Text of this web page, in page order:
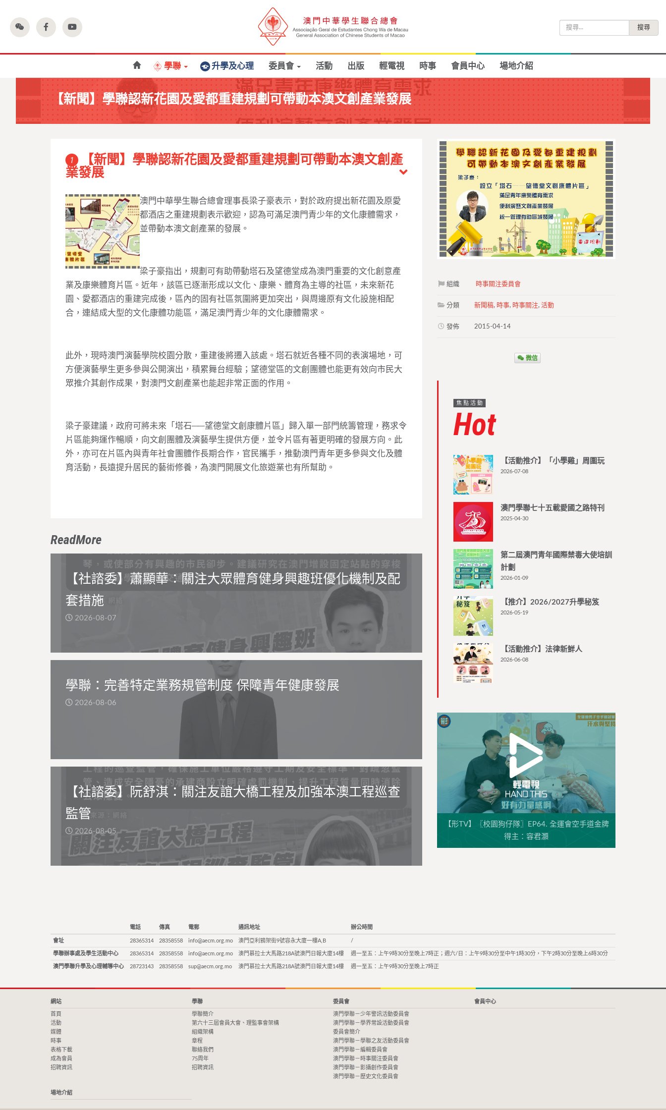
尋
學聯 升學及心理 委員會 活動 出版 輕電視 時事 會員中心 場地介紹
【新聞】學聯認新花園及愛都重建規劃可帶動本澳文創產業發展
1
【新聞】學聯認新花園及愛都重建規劃可帶動本澳文創產
業發展
澳門中華學生聯合總會理事長梁子豪表示，對於政府提出新花園及原愛
都酒店之重建規劃表示歡迎，認為可滿足澳門青少年的文化康體需求，
並帶動本澳文創產業的發展。
梁子豪指出，規劃可有助帶動塔石及望德堂成為澳門重要的文化創意產
業及康樂體育片區。近年，該區已逐漸形成以文化、康樂、體育為主導的社區，未來新花
園、愛都酒店的重建完成後，區內的固有社區氛圍將更加突出，與周邊原有文化設施相配
合，連結成大型的文化康體功能區，滿足澳門青少年的文化康體需求。
此外，現時澳門演藝學院校園分散，重建後將遷入該處。塔石就近各種不同的表演場地，可
方便演藝學生更多參與公開演出，積累舞台經驗；望德堂區的文創團體也能更有效向市民大
眾推介其創作成果，對澳門文創產業也能起非常正面的作用。
梁子豪建議，政府可將未來「塔石──望德堂文創康體片區」歸入單一部門統籌管理，務求令
片區能夠運作暢順，向文創團體及演藝學生提供方便，並令片區有著更明確的發展方向。此
外，亦可在片區內與青年社會團體作長期合作，官民攜手，推動澳門青年更多參與文化及體
育活動，長遠提升居民的藝術修養，為澳門開展文化旅遊業也有所幫助。
ReadMore
【社諮委】蕭顯華：關注大眾體育健身興趣班優化機制及配
套措施
2026-08-07
學聯：完善特定業務規管制度 保障青年健康發展
2026-08-06
【社諮委】阮舒淇：關注友誼大橋工程及加強本澳工程巡查
監管
2026-08-05
組織 時事關注委員會
分類 新聞稿, 時事, 時事關注,活動
發佈 2015-04-14
微信
焦點活動
Hot
【活動推介】「小學雞」周圍玩
2026-07-08
澳門學聯七十五載愛國之路特刊
2025-04-30
第二屆澳門青年國際禁毒大使培訓
計劃
2026-01-09
【推介】2026/2027升學秘笈
2026-05-19
【活動推介】法律新鮮人
2026-06-08
【形TV】〖校園狗仔隊〗EP64. 全運會空手道金牌
得主：容君灝
電話 傳真 電郵 通訊地址 辦公時間
會址 28365314 28358558 info@aecm.org.mo 澳門亞利鴉架街9號容永大廈一樓A,B /
學聯辦事處及學生活動中心 28365314 28358558 info@aecm.org.mo 澳門慕拉士大馬路218A號澳門日報大廈14樓 週一至五：上午9時30分至晚上7時正；週六/日：上午9時30分至中午1時30分，下午2時30分至晚上6時30分
澳門學聯升學及心理輔導中心 28723143 28358558 sup@aecm.org.mo 澳門慕拉士大馬路218A號澳門日報大廈14樓 週一至五：上午9時30分至晚上7時正
網站
首頁
活動
媒體
時事
表格下載
成為會員
招聘資訊
學聯
學聯簡介
第六十三屆會員大會、理監事會架構
組織架構
章程
聯絡我們
75周年
招聘資訊
委員會
澳門學聯－少年警訊活動委員會
澳門學聯－學界常設活動委員會
委員會簡介
澳門學聯－學聯之友活動委員會
澳門學聯－編輯委員會
澳門學聯－時事關注委員會
澳門學聯－影攝創作委員會
澳門學聯－歷史文化委員會
會員中心
場地介紹